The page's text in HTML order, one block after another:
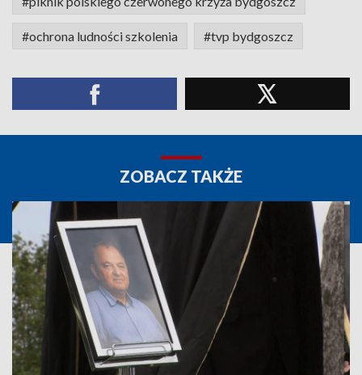
#ochrona ludności szkolenia #tvp bydgoszcz
ZOBACZ TAKŻE